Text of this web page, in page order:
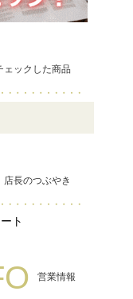
ェックした商品
店長のつぶやき
ト
営業情報